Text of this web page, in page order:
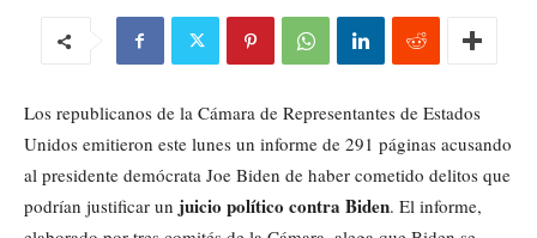
Los republicanos de la Cámara de Representantes de Estados
Unidos emitieron este lunes un informe de 291 páginas acusando
al presidente demócrata Joe Biden de haber cometido delitos que
podrían justificar un juicio político contra Biden. El informe,